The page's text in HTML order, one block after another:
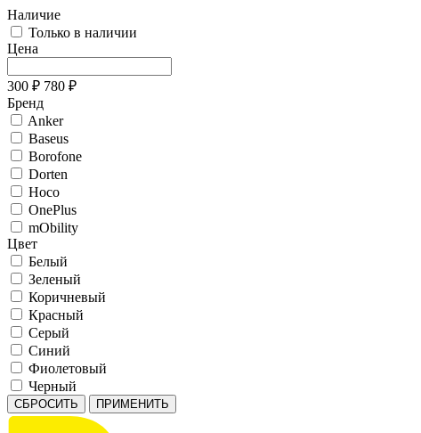
Наличие
Только в наличии
Цена
300 ₽ 780 ₽
Бренд
Anker
Baseus
Borofone
Dorten
Hoco
OnePlus
mObility
Цвет
Белый
Зеленый
Коричневый
Красный
Серый
Синий
Фиолетовый
Черный
СБРОСИТЬ ПРИМЕНИТЬ